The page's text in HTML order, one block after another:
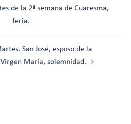
de la 2ª semana de Cuaresma,
feria.
San José, esposo de la
María, solemnidad.